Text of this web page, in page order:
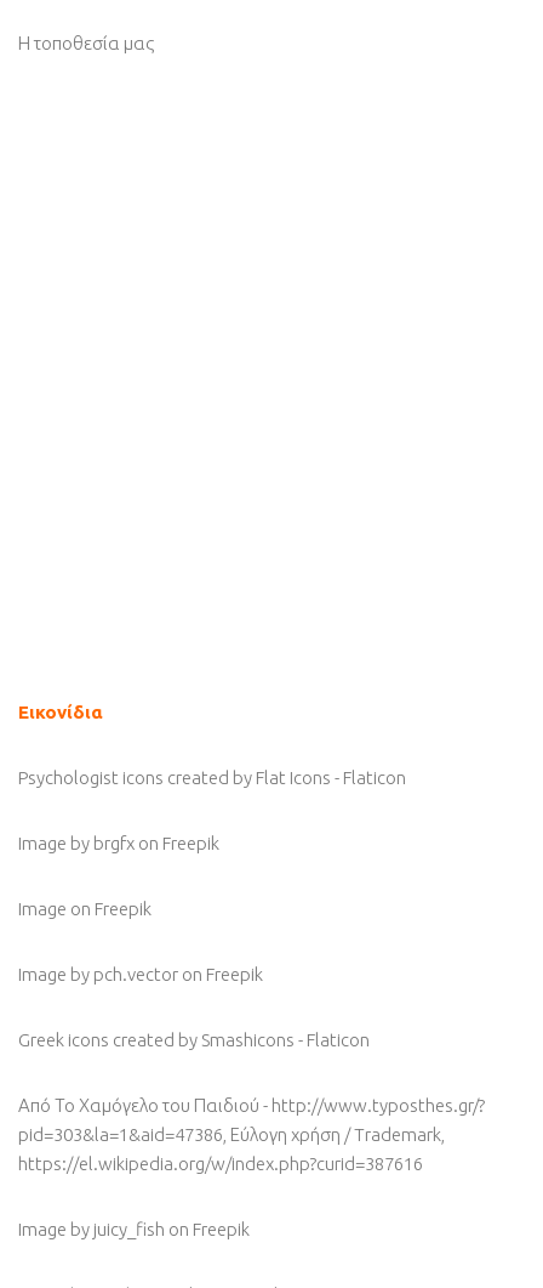
Η τοποθεσία μας
Εικονίδια
Psychologist icons created by Flat Icons - Flaticon
Image by brgfx on Freepik
Image on Freepik
Image by pch.vector on Freepik
Greek icons created by Smashicons - Flaticon
Από Το Χαμόγελο του Παιδιού - http://www.typosthes.gr/?
pid=303&la=1&aid=47386, Εύλογη χρήση / Trademark,
https://el.wikipedia.org/w/index.php?curid=387616
Image by juicy_fish on Freepik